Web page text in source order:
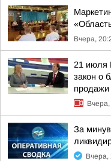
Вчера,
21 июля
закон о
продажи
За
Вчера,